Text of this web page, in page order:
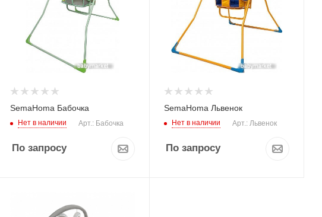
SemaHoma Бабочка
Нет в наличии Арт.: Бабочка
По запросу
SemaHoma Львенок
Нет в наличии Арт.: Львенок
По запросу